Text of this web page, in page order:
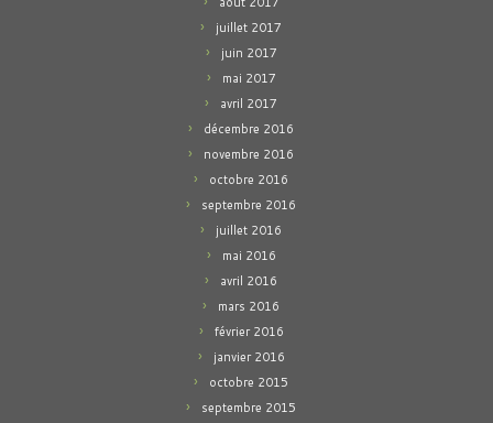
juillet 2017
juin 2017
mai 2017
avril 2017
décembre 2016
novembre 2016
octobre 2016
septembre 2016
juillet 2016
mai 2016
avril 2016
mars 2016
février 2016
janvier 2016
octobre 2015
septembre 2015